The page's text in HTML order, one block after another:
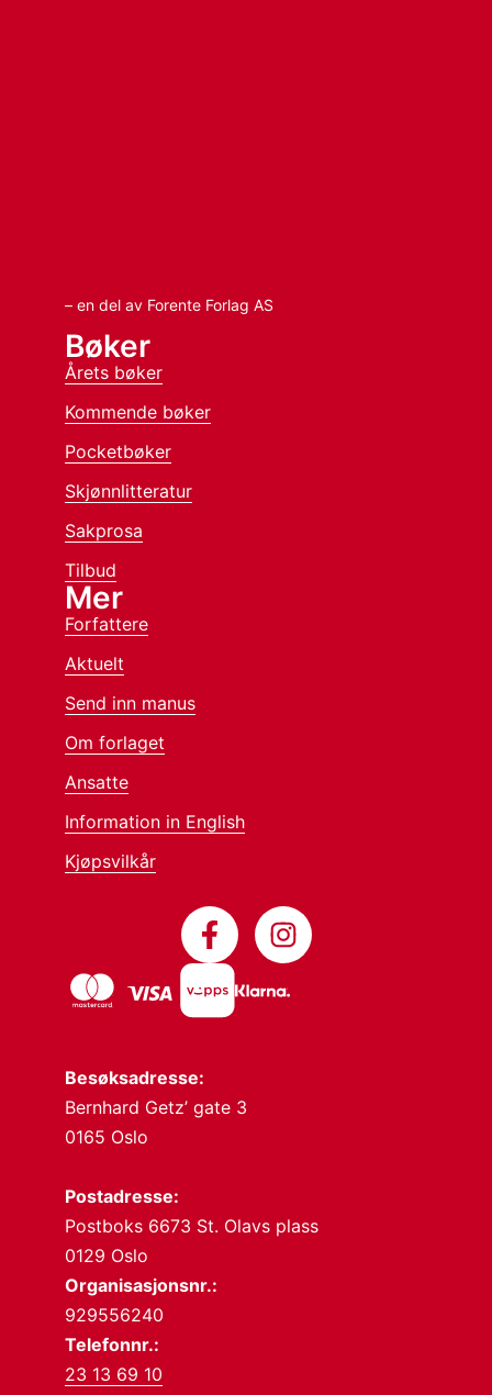
– en del av Forente Forlag AS
Besøksadresse:
Bernhard Getz’ gate 3
0165 Oslo
Postadresse:
Postboks 6673 St. Olavs plass
0129 Oslo
Organisasjonsnr.:
929556240
Telefonnr.:
23 13 69 10
Bøker
Årets bøker
Kommende bøker
Pocketbøker
Skjønnlitteratur
Sakprosa
Tilbud
Mer
Forfattere
Aktuelt
Send inn manus
Om forlaget
Ansatte
Information in English
Kjøpsvilkår